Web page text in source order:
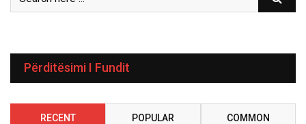
Përditësimi I Fundit
RECENT POPULAR COMMON